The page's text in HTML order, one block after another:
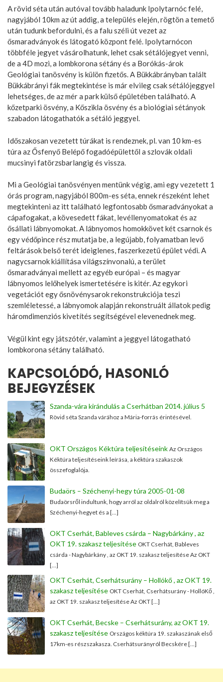
A rövid séta után autóval tovább haladunk Ipolytarnóc felé,
nagyjából 10km az út addig, a település elején, rögtön a temető
után tudunk befordulni, és a falu széli út vezet az
ősmaradványok és látogató központ felé. Ipolytarnócon
többféle jegyet vásárolhatunk, lehet csak sétálójegyet venni,
de a 4D mozi, a lombkorona sétány és a Borókás-árok
Geológiai tanösvény is külön fizetős. A Bükkábrányban talált
Bükkábrányi fák megtekintése is már elvileg csak sétálójeggyel
lehetséges, de az mér a park külső épületében található. A
kőzetparki ösvény, a Kőszikla ösvény és a biológiai sétányok
szabadon látogathatók a sétáló jeggyel.
Időszakosan vezetett túrákat is rendeznek, pl. van 10 km-es
túra az Ősfenyő Belépő fogadóépülettől a szlovák oldali
mucsinyi fatörzsbarlangig és vissza.
Mi a Geológiai tanösvényen mentünk végig, ami egy vezetett 1
órás program, nagyjából 800m-es séta, ennek részeként lehet
megtekinteni az itt található legfontosabb ősmaradványokat a
cápafogakat, a kövesedett fákat, levéllenyomatokat és az
ősállati lábnyomokat. A lábnyomos homokkövet két csarnok és
egy védőpince rész mutatja be, a legújabb, folyamatban levő
feltárások belső terét ideiglenes, faszerkezetű épület védi. A
nagycsarnok kiállítása világszínvonalú, a terület
ősmaradványai mellett az egyéb európai – és magyar
lábnyomos lelőhelyek ismertetésére is kitér. Az egykori
vegetációt egy ősnövénysarok rekonstrukciója teszi
szemléletessé, a lábnyomok alapján rekonstruált állatok pedig
háromdimenziós kivetítés segítségével elevenednek meg.
Végül kint egy játszótér, valamint a jeggyel látogatható
lombkorona sétány található.
KAPCSOLÓDÓ, HASONLÓ
BEJEGYZÉSEK
Szanda-vára kirándulás a Cserhátban 2014. július 5
Rövid séta Szanda várához a Mária-forrás érintésével.
OKT Országos Kéktúra teljesítéseink Az Országos
Kéktúra teljesítéseink leírása, a kéktúra szakaszok
összefoglalója.
Budaörs – Széchenyi-hegy túra 2005-01-08
Budaörsről indultunk, hogy arról az oldalról közelítsük meg a
Széchenyi-hegyet és a […]
OKT Cserhát, Bableves csárda – Nagybárkány , az
OKT 19. szakasz teljesítése OKT Cserhát, Bableves
csárda - Nagybárkány , az OKT 19. szakasz teljesítése Az OKT
[…]
OKT Cserhát, Cserhátsurány – Hollókő , az OKT 19.
szakasz teljesítése OKT Cserhát, Cserhátsurány - HollóKő ,
az OKT 19. szakasz teljesítése Az OKT […]
OKT Cserhát, Becske – Cserhátsurány, az OKT 19.
szakasz teljesítése Országos kéktúra 19. szakaszának első
17km-es részszakasza. Cserhátsurányról Becskére […]